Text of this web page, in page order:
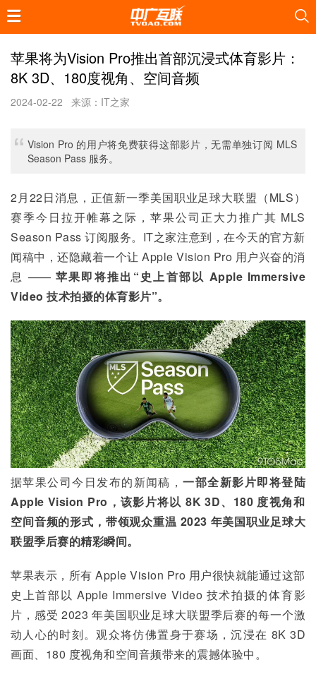
苹果将为Vision Pro推出首部沉浸式体育影片：
8K 3D、180度视角、空间音频
2024-02-22 来源：IT之家
Vision Pro 的用户将免费获得这部影片，无需单独订阅 MLS
Season Pass 服务。
2月22日消息，正值新一季美国职业足球大联盟（MLS）
赛季今日拉开帷幕之际，苹果公司正大力推广其 MLS
Season Pass 订阅服务。IT之家注意到，在今天的官方新
闻稿中，还隐藏着一个让 Apple Vision Pro 用户兴奋的消
息 —— 苹果即将推出“史上首部以 Apple Immersive
Video 技术拍摄的体育影片”。
据苹果公司今日发布的新闻稿，一部全新影片即将登陆
Apple Vision Pro，该影片将以 8K 3D、180 度视角和
空间音频的形式，带领观众重温 2023 年美国职业足球大
联盟季后赛的精彩瞬间。
苹果表示，所有 Apple Vision Pro 用户很快就能通过这部
史上首部以 Apple Immersive Video 技术拍摄的体育影
片，感受 2023 年美国职业足球大联盟季后赛的每一个激
动人心的时刻。观众将仿佛置身于赛场，沉浸在 8K 3D
画面、180 度视角和空间音频带来的震撼体验中。